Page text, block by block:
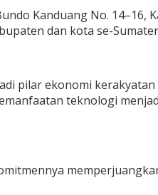
Kanduang No.
dan kota se-
pilar ekonomi
teknologi